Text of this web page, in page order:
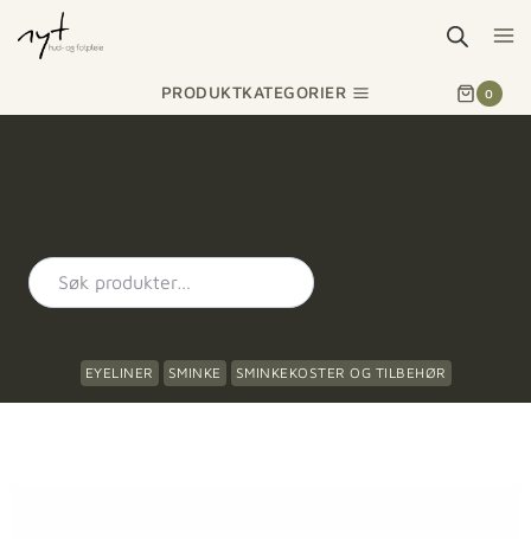
PRODUKTKATEGORIER 0
EYELINER SMINKE SMINKEKOSTER OG TILBEHØR